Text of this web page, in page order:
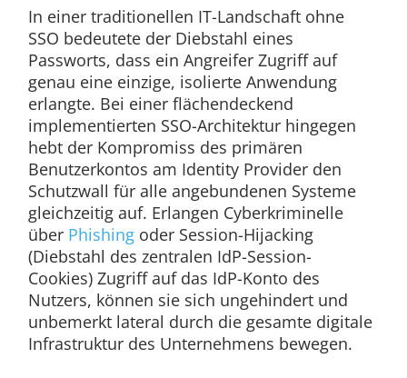
In einer traditionellen IT-Landschaft ohne
SSO bedeutete der Diebstahl eines
Passworts, dass ein Angreifer Zugriff auf
genau eine einzige, isolierte Anwendung
erlangte. Bei einer flächendeckend
implementierten SSO-Architektur hingegen
hebt der Kompromiss des primären
Benutzerkontos am Identity Provider den
Schutzwall für alle angebundenen Systeme
gleichzeitig auf. Erlangen Cyberkriminelle
über Phishingoder Session-Hijacking
(Diebstahl des zentralen IdP-Session-
Cookies) Zugriff auf das IdP-Konto des
Nutzers, können sie sich ungehindert und
unbemerkt lateral durch die gesamte digitale
Infrastruktur des Unternehmens bewegen.